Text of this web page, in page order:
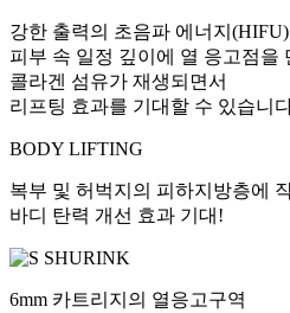
강한 출력의 초음파 에너지
피부 속 일정 깊이에 열 응고점을
콜라겐 섬유가 재생되면서
리프팅 효과를 기대할 수 있습니
BODY LIFTING
복부 및 허벅지의 피하지방층에
바디 탄력 개선 효과 기대!
6mm 카트리지의 열응고구역